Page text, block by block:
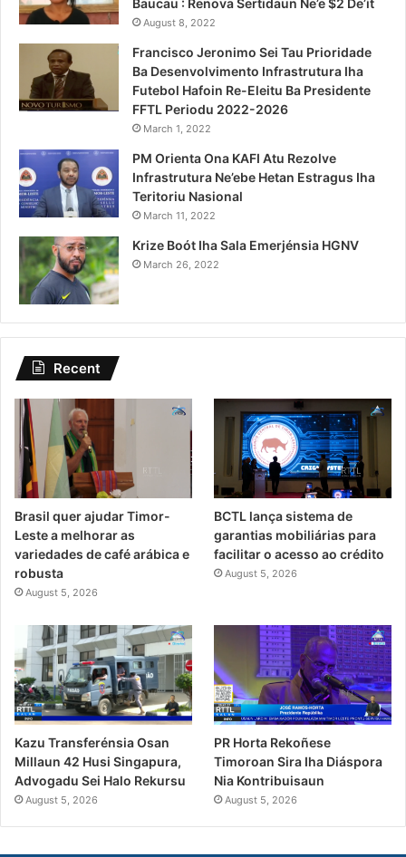
August 8, 2022
Francisco Jeronimo Sei Tau Prioridade
Ba Desenvolvimento Infrastrutura Iha
Futebol Hafoin Re-Eleitu Ba Presidente
FFTL Periodu 2022-2026
March 1, 2022
PM Orienta Ona KAFI Atu Rezolve
Infrastrutura Ne’ebe Hetan Estragus Iha
Teritoriu Nasional
March 11, 2022
Krize Boót Iha Sala Emerjénsia HGNV
March 26, 2022
Recent
Brasil quer ajudar Timor-
Leste a melhorar as
variedades de café arábica e
robusta
August 5, 2026
BCTL lança sistema de
garantias mobiliárias para
facilitar o acesso ao crédito
August 5, 2026
Kazu Transferénsia Osan
Millaun 42 Husi Singapura,
Advogadu Sei Halo Rekursu
August 5, 2026
PR Horta Rekoñese
Timoroan Sira Iha Diáspora
Nia Kontribuisaun
August 5, 2026